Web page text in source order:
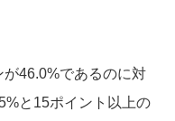
46.0%であるのに対
と15ポイント以上の